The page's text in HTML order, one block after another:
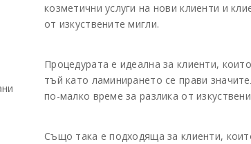
козметични услуги на нови клиенти и
от изкуствените мигли.
Процедурата е идеална за клиенти,
тъй като ламинирането се прави
по-малко време за разлика от
Също така е подходяща за клиенти,